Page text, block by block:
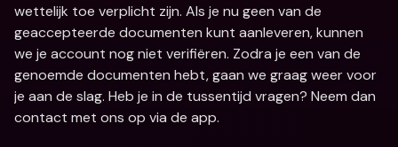
wettelijk toe verplicht zijn. Als je nu geen van de
geaccepteerde documenten kunt aanleveren, kunnen
we je account nog niet verifiëren. Zodra je een van de
genoemde documenten hebt, gaan we graag weer voor
je aan de slag. Heb je in de tussentijd vragen? Neem dan
contact met ons op via de app.